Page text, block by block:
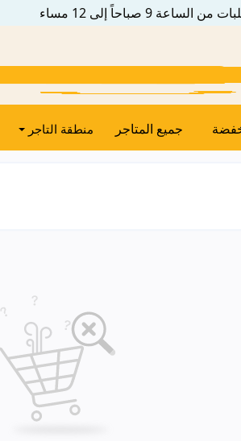
9 صباحاً إلى 12 مساء
جميع المتاجر منطقة التاجر